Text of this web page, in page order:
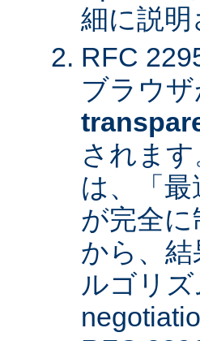
細に説
RFC
ブラウ
されま
は、「
が完全
から、
ルゴリ